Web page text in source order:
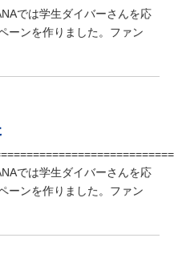
では学生ダイバーさんを応
ーンを作りました。ファン
では学生ダイバーさんを応
ーンを作りました。ファン